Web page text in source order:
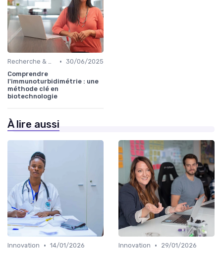
Recherche & Développement • 30/06/2025
Comprendre
l'immunoturbidimétrie : une
méthode clé en
biotechnologie
À lire aussi
Innovation • 14/01/2026
Innovation •
29/01/2026